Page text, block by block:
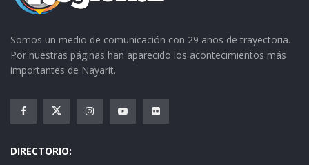
Somos un medio de comunicación con 29 años de trayectoria.
Por nuestras páginas han aparecido los acontecimientos más
importantes de Nayarit.
DIRECTORIO: